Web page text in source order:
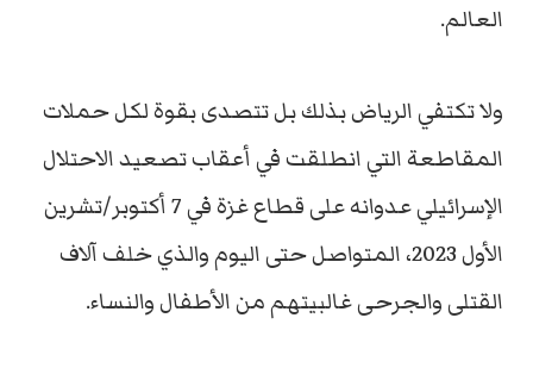
العالم.
ولا تكتفي الرياض بذلك بل تتصدى بقوة لكل حملات
المقاطعة التي انطلقت في أعقاب تصعيد الاحتلال
الإسرائيلي عدوانه على قطاع غزة في 7 أكتوبر/تشرين
الأول 2023، المتواصل حتى اليوم والذي خلف آلاف
القتلى والجرحى غالبيتهم من الأطفال والنساء.